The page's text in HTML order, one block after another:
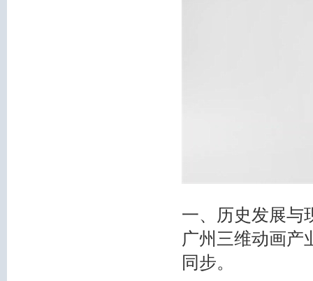
一、历史发展与
广州三维动画产
同步。